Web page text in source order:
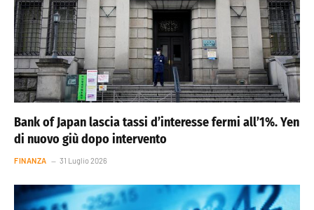
Bank of Japan lascia tassi d’interesse fermi all’1%. Yen
di nuovo giù dopo intervento
FINANZA 31 Luglio 2026